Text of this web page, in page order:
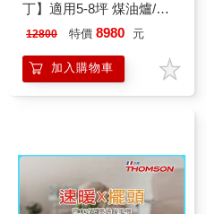
丁】適用5-8坪 煤油爐/煤
油暖爐-黑色 (AKP-
12800 特價 8980 元
加入購物車